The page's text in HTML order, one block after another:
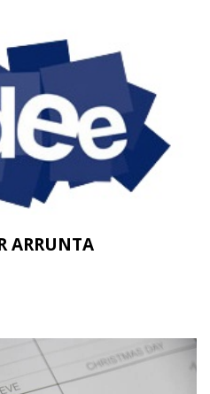
ARRUNTA
- IKASTAROEI